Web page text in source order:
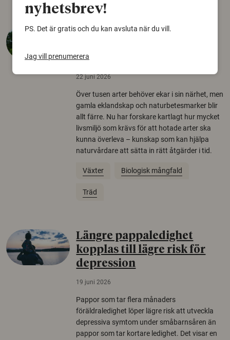
Så mycket eklandskap
arter
22 juni 2026
Över tusen arter behöver ekar i sin närhet, men
gamla eklandskap och naturbetesmarker blir
allt färre. Nu har forskare kartlagt hur mycket
livsmiljö som krävs för att hotade arter ska
kunna överleva – kunskap som kan hjälpa
naturvårdare att sätta in rätt åtgärder i tid.
Växter Biologisk mångfald
Träd
Längre pappaledighet
kopplas till lägre risk för
depression
19 juni 2026
Pappor som tar flera månaders
föräldraledighet löper lägre risk att utveckla
depressiva symtom under småbarnsåren än
pappor som tar kortare ledighet. Det visar en
nyhetsbrev!
PS. Det är gratis och du kan avsluta när du vill.
Jag vill prenumerera